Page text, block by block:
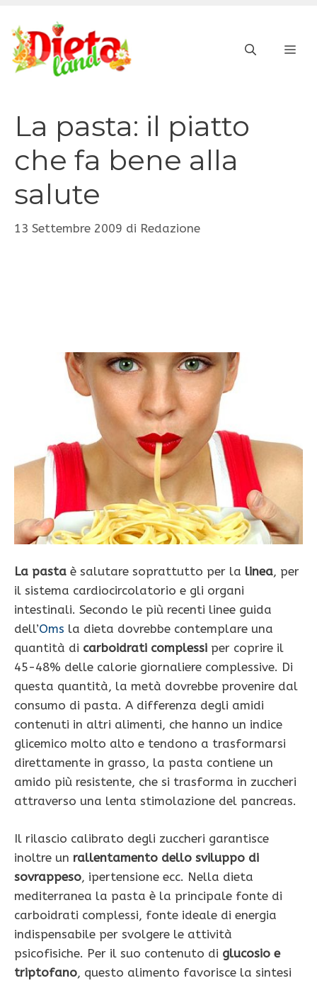
contenuto
La pasta: il piatto
che fa bene alla
salute
13 Settembre 2009 di Redazione
La pasta è salutare soprattutto per la linea, per
il sistema cardiocircolatorio e gli organi
intestinali. Secon­do le più recenti linee guida
dell’Oms la dieta dovrebbe contem­plare una
quantità di carboidrati complessi per coprire il
45-48% delle calorie giornaliere complessive. Di
questa quantità, la metà dovrebbe provenire dal
consumo di pasta. A differenza degli amidi
contenuti in altri alimenti, che hanno un indice
glicemico molto alto e tendono a trasformarsi
direttamente in grasso, la pasta contiene un
amido più resistente, che si trasforma in zuccheri
attraverso una lenta stimolazione del pancreas.
Il rilascio calibrato degli zuccheri garantisce
inoltre un rallentamento dello sviluppo di
sovrappeso, ipertensione ecc. Nella dieta
mediterranea la pasta è la principale fonte di
carboidrati complessi, fonte ideale di energia
indi­spensabile per svolgere le attività
psicofisiche. Per il suo contenuto di glucosio e
triptofano, questo alimento favorisce la sintesi